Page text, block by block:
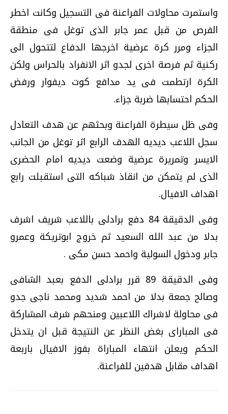
واستمرت محاولات الفراعنة فى التسجيل وكانت اخطر
الفرص من قبل عمر جابر الذى توغل فى منطقة
الجزاء ومرر كرة عرضية اخرجها الدفاع لتتحول الى
ركنية ثم فرصة اخرى لجدو اثر الانفراد بالحراس ولكن
الكرة ارتطمت فى يد مدافع كوت ديفوار ورفض
الحكم احتسابها ضربة جزاء.
وفى ظل سيطرة الفراعنة وبحثهم عن هدف التعادل
سجل اللاعب ديديه الهدف الرابع اثر توغل من الجانب
الايسر وتمريرة عرضية وضعت ديديه امام الحضرى
الذى لم يتمكن من انقاذ شباكه التى استقبلت رابع
اهداف الافيال.
وفى الدقيقة 84 دفع برادلى باللاعب شريف اشرف
بدلا من عبد الله السعيد ثم خروج ابوتريكة وعمرو
جابر ودخول السولية واحمد حسن مكى .
وفى الدقيقة 89 قرر برادلى الدفع بعبد الشافى
وصالح جمعة بدلا من احمد شديد ومحمد ناجى جدو
فى محاولة لاشراك اللاعبين ومنحهم شرف المشاركة
فى المباراى بغض النظر عن النتيجة قبل ان يتدخل
الحكم ويعلن انتهاء المباراة بفوز الافيال باربعة
اهداف مقابل هدفين للفراعنة.